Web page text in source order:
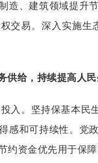
造、建筑领域提升
交易。深入实施
供给，持续提高人
入。 坚持保基本民
感和可持续性。党
约资金优先用于保